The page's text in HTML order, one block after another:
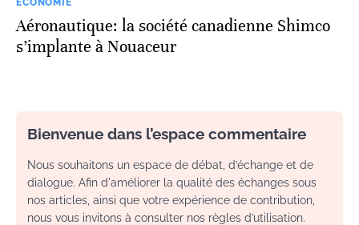
Aéronautique: la société canadienne Shimco
s’implante à Nouaceur
Bienvenue dans l’espace commentaire
Nous souhaitons un espace de débat, d’échange et de
dialogue. Afin d'améliorer la qualité des échanges sous
nos articles, ainsi que votre expérience de contribution,
nous vous invitons à consulter nos règles d’utilisation.